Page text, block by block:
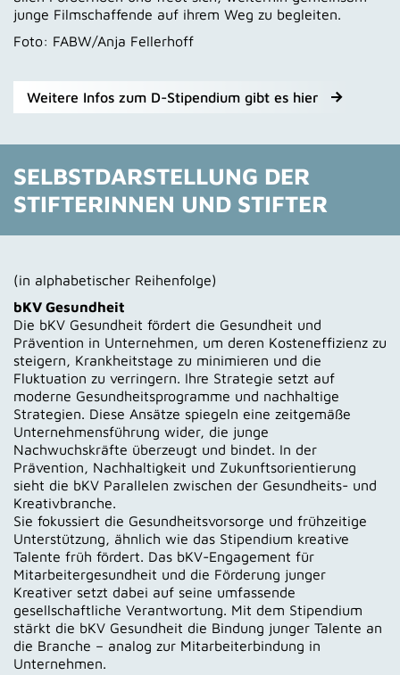
junge Filmschaffende auf ihrem Weg zu begleiten.
Foto: FABW/Anja Fellerhoff
Weitere Infos zum D-Stipendium gibt es hier
SELBSTDARSTELLUNG DER
STIFTERINNEN UND STIFTER
(in alphabetischer Reihenfolge)
bKV Gesundheit
Die bKV Gesundheit fördert die Gesundheit und
Prävention in Unternehmen, um deren Kosteneffizienz zu
steigern, Krankheitstage zu minimieren und die
Fluktuation zu verringern. Ihre Strategie setzt auf
moderne Gesundheitsprogramme und nachhaltige
Strategien. Diese Ansätze spiegeln eine zeitgemäße
Unternehmensführung wider, die junge
Nachwuchskräfte überzeugt und bindet. In der
Prävention, Nachhaltigkeit und Zukunftsorientierung
sieht die bKV Parallelen zwischen der Gesundheits- und
Kreativbranche.
Sie fokussiert die Gesundheitsvorsorge und frühzeitige
Unterstützung, ähnlich wie das Stipendium kreative
Talente früh fördert. Das bKV-Engagement für
Mitarbeitergesundheit und die Förderung junger
Kreativer setzt dabei auf seine umfassende
gesellschaftliche Verantwortung. Mit dem Stipendium
stärkt die bKV Gesundheit die Bindung junger Talente an
die Branche – analog zur Mitarbeiterbindung in
Unternehmen.